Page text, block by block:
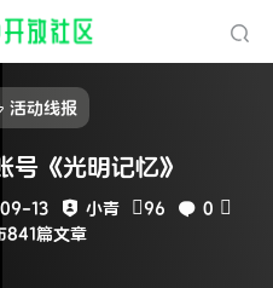
活动线报
《光明记忆》
13 小青 96
0
841篇文章